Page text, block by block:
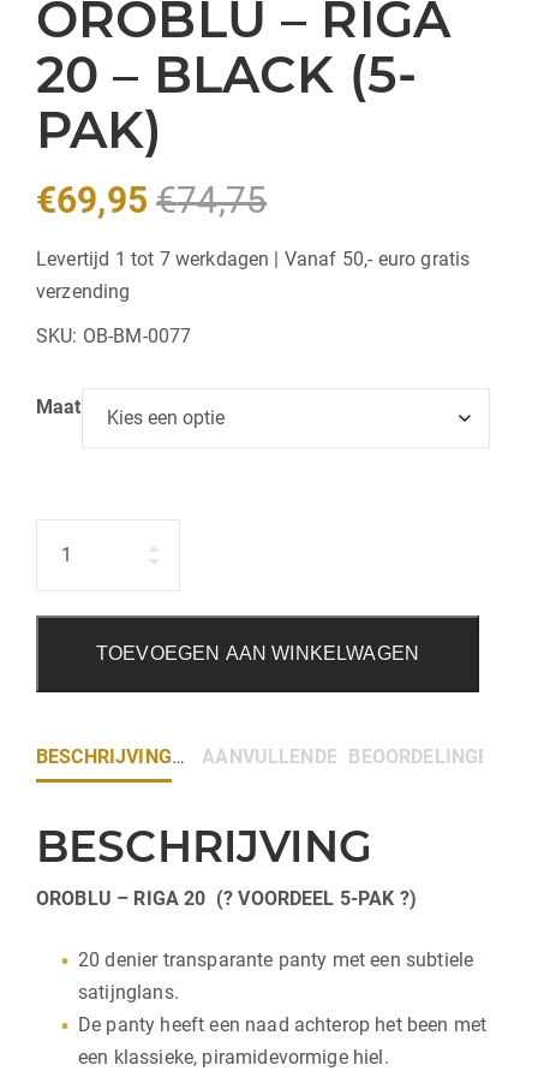
OROBLU – RIGA
20 – BLACK (5-
PAK)
€69,95 €74,75
Levertijd 1 tot 7 werkdagen | Vanaf 50,- euro gratis
verzending
SKU: OB-BM-0077
Maat
TOEVOEGEN AAN WINKELWAGEN
BESCHRIJVING AANVULLENDE INFORMATIE
BEOORDELINGEN (0)
BESCHRIJVING
OROBLU – RIGA 20 (? VOORDEEL 5-PAK ?)
20 denier transparante panty met een subtiele
satijnglans.
De panty heeft een naad achterop het been met
een klassieke, piramidevormige hiel.